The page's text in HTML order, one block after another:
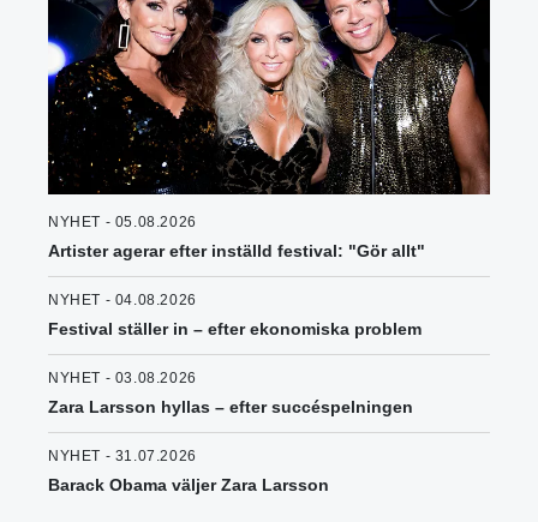
NYHET - 05.08.2026
Artister agerar efter inställd festival: "Gör allt"
NYHET - 04.08.2026
Festival ställer in – efter ekonomiska problem
NYHET - 03.08.2026
Zara Larsson hyllas – efter succéspelningen
NYHET - 31.07.2026
Barack Obama väljer Zara Larsson